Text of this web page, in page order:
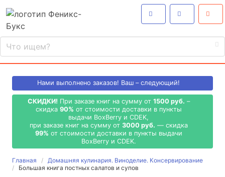
Нами выполнено заказов! Ваш – следующий!
СКИДКИ! При заказе книг на сумму от 1500 руб. –
скидка 90% от стоимости доставки в пункты
выдачи BoxBerry и CDEK,
при заказе книг на сумму от 3000 руб. — скидка
99% от стоимости доставки в пункты выдачи
BoxBerry и CDEK.
Главная
Домашняя кулинария. Виноделие. Консервирование
Большая книга постных салатов и супов